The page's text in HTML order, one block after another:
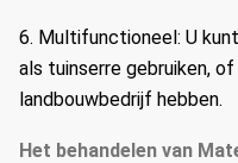
6. Multifunctioneel: U
als tuinserre gebruiken,
landbouwbedrijf hebben.
Het behandelen van